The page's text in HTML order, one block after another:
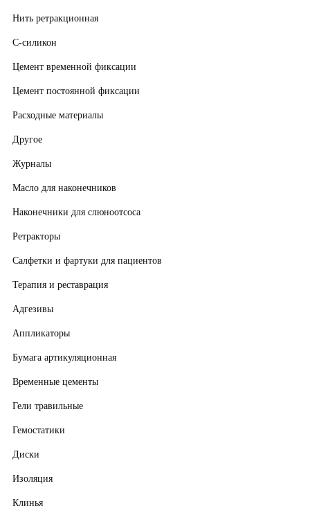
Нить ретракционная
С-силикон
Цемент временной фиксации
Цемент постоянной фиксации
Расходные материалы
Другое
Журналы
Масло для наконечников
Наконечники для слюноотсоса
Ретракторы
Салфетки и фартуки для пациентов
Терапия и реставрация
Адгезивы
Аппликаторы
Бумага артикуляционная
Временные цементы
Гели травильные
Гемостатики
Диски
Изоляция
Клинья